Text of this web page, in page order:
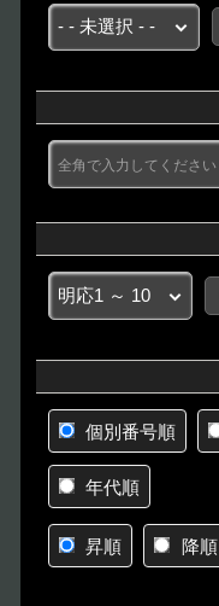
個別番号順
年代順
昇順 降順